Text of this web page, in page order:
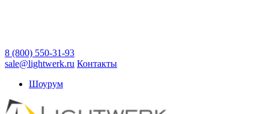
8 (800) 550-31-93
sale@lightwerk.ru Контакты
Шоурум